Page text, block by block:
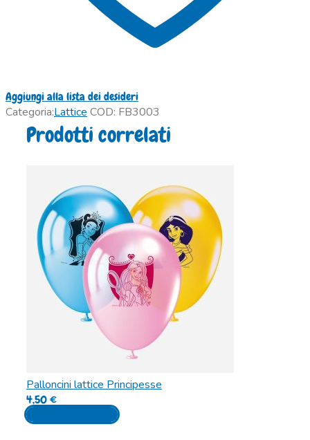
Aggiungi alla lista dei desideri
Categoria:Lattice COD: FB3003
Prodotti correlati
Palloncini lattice Principesse
4,50€
Aggiungi al carrello